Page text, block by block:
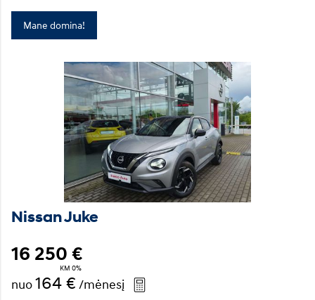
Mane domina!
Nissan Juke
16 250 €
KM 0%
nuo164 € /mėnesį